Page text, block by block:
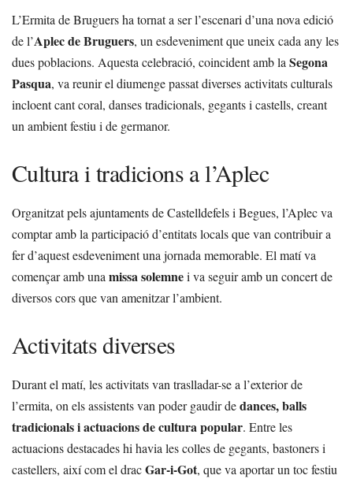
L’Ermita de Bruguers ha tornat a ser l’escenari d’una nova edició
de l’Aplec de Bruguers, un esdeveniment que uneix cada any les
dues poblacions. Aquesta celebració, coincident amb la Segona
Pasqua, va reunir el diumenge passat diverses activitats culturals
incloent cant coral, danses tradicionals, gegants i castells, creant
un ambient festiu i de germanor.
Cultura i tradicions a l’Aplec
Organitzat pels ajuntaments de Castelldefels i Begues, l’Aplec va
comptar amb la participació d’entitats locals que van contribuir a
fer d’aquest esdeveniment una jornada memorable. El matí va
començar amb una missa solemnei va seguir amb un concert de
diversos cors que van amenitzar l’ambient.
Activitats diverses
Durant el matí, les activitats van traslladar-se a l’exterior de
l’ermita, on els assistents van poder gaudir dedances, balls
tradicionals i actuacions de cultura popular. Entre les
actuacions destacades hi havia les colles de gegants, bastoners i
castellers, així com el dracGar-i-Got, que va aportar un toc festiu